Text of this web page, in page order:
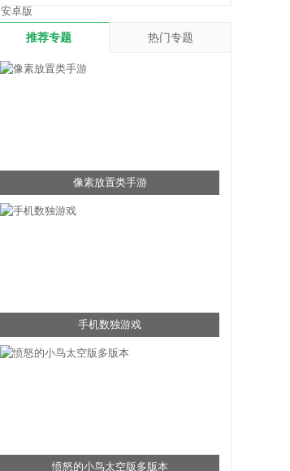
推荐专题 热门专题
像素放置类手游
手机数独游戏
愤怒的小鸟太空版多版本